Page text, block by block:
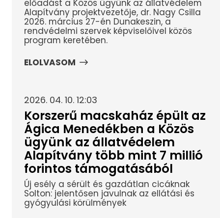
előadást a Közös ügyünk az állatvédelem
Alapítvány projektvezetője, dr. Nagy Csilla
2026. március 27-én Dunakeszin, a
rendvédelmi szervek képviselőivel közös
program keretében.
ELOLVASOM
2026. 04. 10. 12:03
Korszerű macskaház épült az
Ágica Menedékben a Közös
ügyünk az állatvédelem
Alapítvány több mint 7 millió
forintos támogatásából
Új esély a sérült és gazdátlan cicáknak
Solton: jelentősen javulnak az ellátási és
gyógyulási körülmények